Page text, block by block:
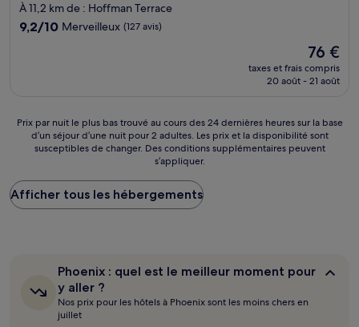
3.0 étoiles
À 11,2 km de : Hoffman Terrace
9.2
9,2/10 Merveilleux (127 avis)
Le
nouveau
prix
76 €
76 €
taxes et frais compris
20 août - 21 août
Prix
plus
bas
trouvé
24 dernières
Prix par nuit le plus bas trouvé au cours des 24 dernières heures sur la base
d’un séjour d’une nuit pour 2 adultes. Les prix et la disponibilité sont
susceptibles de changer. Des conditions supplémentaires peuvent
s’appliquer.
Afficher tous les hébergements
Phoenix :
quel
est
le
meilleur
Phoenix : quel est le meilleur moment pour
y aller ?
Nos prix pour les hôtels à Phoenix sont les moins chers en
juillet